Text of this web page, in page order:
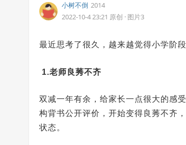
小树不倒 2014
2022-10-4 23:21 原创 · 图片3
最近思考了很久，越来越觉得小学阶
1.老师良莠不齐
双减一年有余，给家长一点很大的感
构背书公开评价，开始变得良莠不齐
状态。